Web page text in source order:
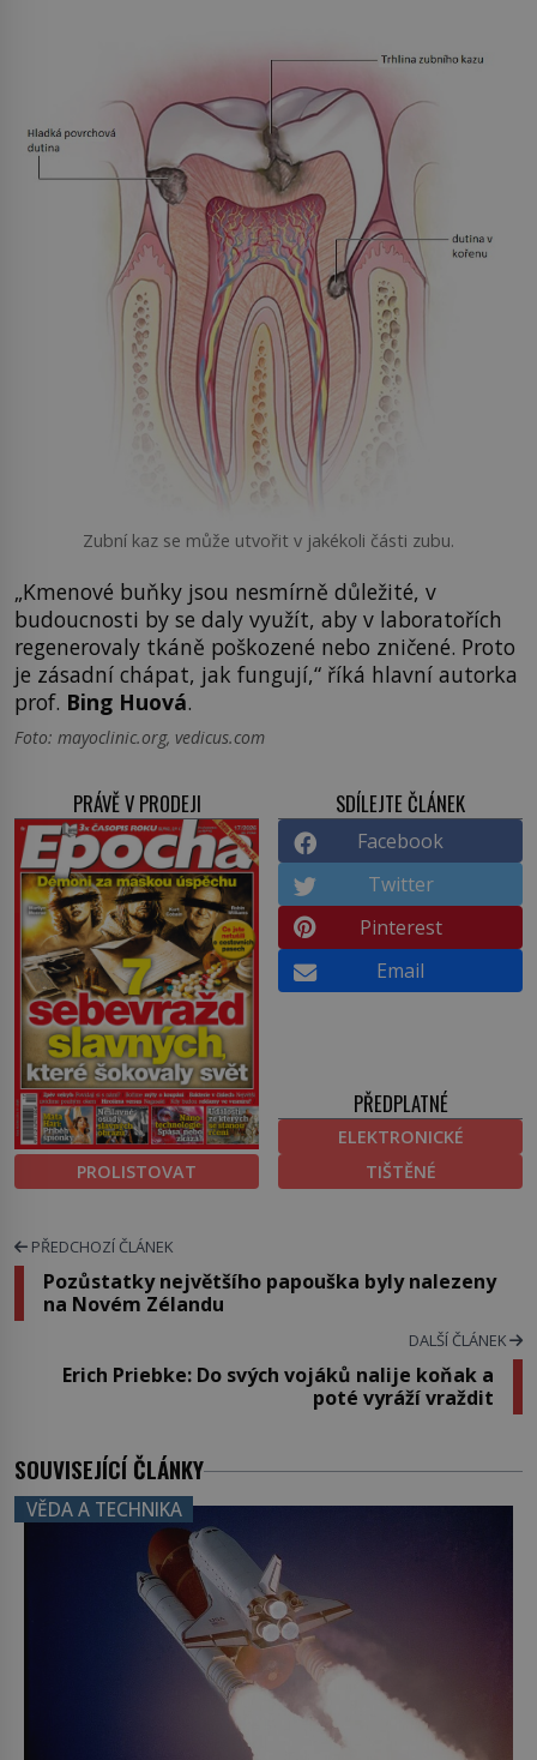
Zubní kaz se může utvořit v jakékoli části zubu.
„Kmenové buňky jsou nesmírně důležité, v
budoucnosti by se daly využít, aby v laboratořích
regenerovaly tkáně poškozené nebo zničené. Proto
je zásadní chápat, jak fungují,“ říká hlavní autorka
prof. Bing Huová.
Foto: mayoclinic.org, vedicus.com
PRÁVĚ V PRODEJI
PROLISTOVAT
SDÍLEJTE ČLÁNEK
Facebook
Twitter
Pinterest
Email
PŘEDPLATNÉ
ELEKTRONICKÉ
TIŠTĚNÉ
PŘEDCHOZÍ ČLÁNEK
Pozůstatky největšího papouška byly nalezeny
na Novém Zélandu
DALŠÍ ČLÁNEK
Erich Priebke: Do svých vojáků nalije koňak a
poté vyráží vraždit
SOUVISEJÍCÍ ČLÁNKY
VĚDA A TECHNIKA